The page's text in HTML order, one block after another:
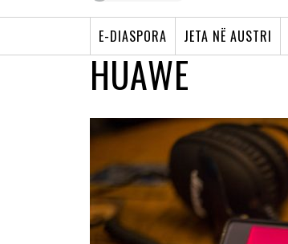
E-DIASPORA JETA NË AUSTRI
HUAWE
5G